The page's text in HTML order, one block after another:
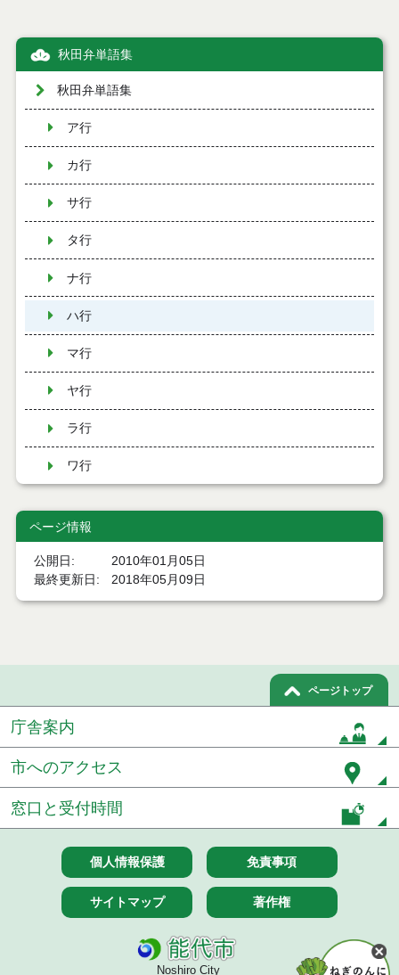
秋田弁単語集
秋田弁単語集
ア行
カ行
サ行
タ行
ナ行
ハ行
マ行
ヤ行
ラ行
ワ行
ページ情報
公開日
2010年01月05日
最終更新日
2018年05月09日
ページトップ
庁舎案内
市へのアクセス
窓口と受付時間
個人情報保護 免責事項
サイトマップ 著作権
Noshiro City